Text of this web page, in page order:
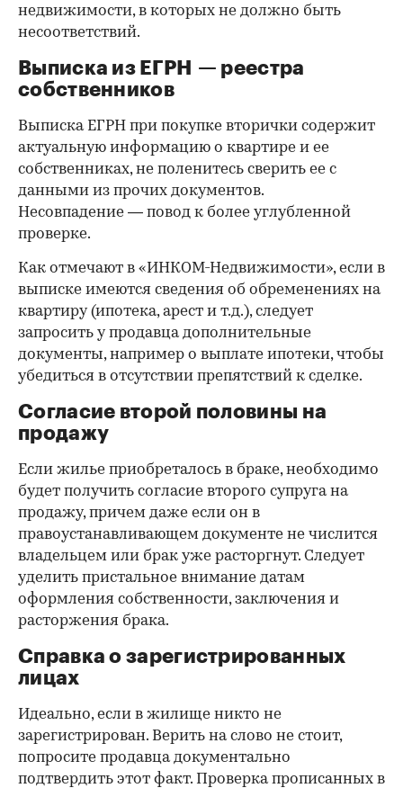
недвижимости, в которых не должно быть
несоответствий.
Выписка из ЕГРН — реестра
собственников
Выписка ЕГРН при покупке вторички содержит
актуальную информацию о квартире и ее
собственниках, не поленитесь сверить ее с
данными из прочих документов.
Несовпадение — повод к более углубленной
проверке.
Как отмечают в «ИНКОМ-Недвижимости», если в
выписке имеются сведения об обременениях на
квартиру (ипотека, арест и т.д.), следует
запросить у продавца дополнительные
документы, например о выплате ипотеки, чтобы
убедиться в отсутствии препятствий к сделке.
Согласие второй половины на
продажу
Если жилье приобреталось в браке, необходимо
будет получить согласие второго супруга на
продажу, причем даже если он в
правоустанавливающем документе не числится
владельцем или брак уже расторгнут. Следует
уделить пристальное внимание датам
оформления собственности, заключения и
расторжения брака.
Справка о зарегистрированных
лицах
Идеально, если в жилище никто не
зарегистрирован. Верить на слово не стоит,
попросите продавца документально
подтвердить этот факт. Проверка прописанных в